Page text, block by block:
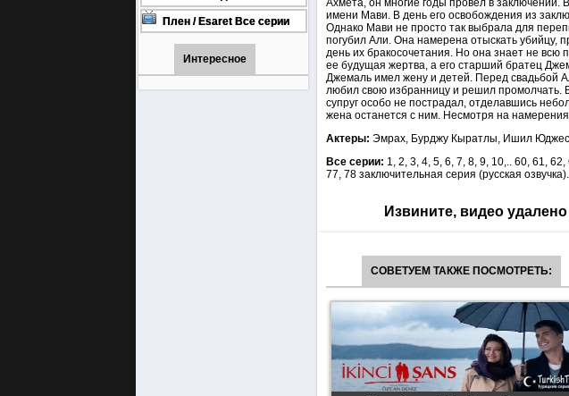
онлайн бесплатно
1001 (Турецкий сериал Все
серии) 1-90 серия
Плен / Esaret Все серии
турецкий сериал смотреть
онлайн на русском языке
Интересное
Ахмета, он многие годы провел в заключении.
имени Мави. В день его освобождения из
Однако Мави не просто так выбрала для
погубил Али. Она намерена отыскать убийцу,
день их бракосочетания. Но она знает не всю
ее будущая жертва, а его старший братец
Джемаль имел жену и детей. Перед свадьбой
любил свою избранницу и решил
супруг особо не пострадал, отделавшись
жена останется с ним. Несмотря на
Актеры: Эмрах, Бурджу Кыратлы, Ишил
Все серии: 1, 2, 3, 4, 5, 6, 7, 8, 9, 10,.. 60, 61,
77, 78 заключительная серия (русская озвучка).
Извините, видео
СОВЕТУЕМ ТАКЖЕ ПОСМОТРЕТЬ: